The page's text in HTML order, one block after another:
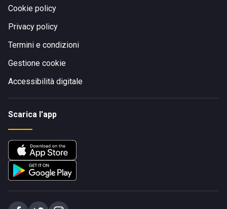
Cookie policy
Privacy policy
Termini e condizioni
Gestione cookie
Accessibilità digitale
Scarica l'app